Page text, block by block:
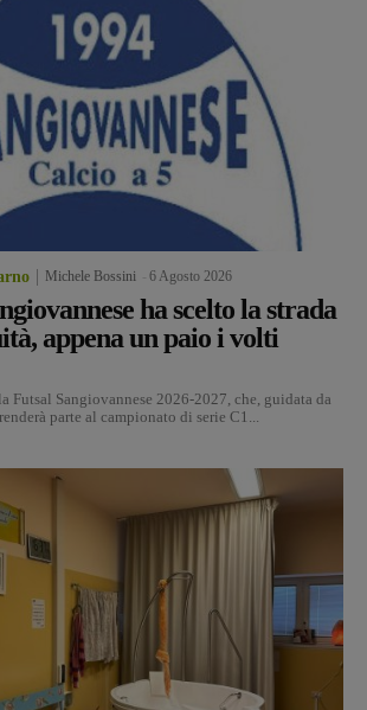
Michele Bossini 6 Agosto 2026
ha scelto la strada
appena un paio i volti
Futsal Sangiovannese 2026-2027, che, guidata da
parte al campionato di serie C1...